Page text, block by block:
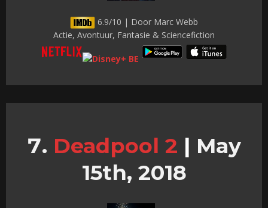
6.9/10 | Door Marc Webb
Actie, Avontuur, Fantasie & Sciencefiction
Deadpool 2 | May
15th, 2018